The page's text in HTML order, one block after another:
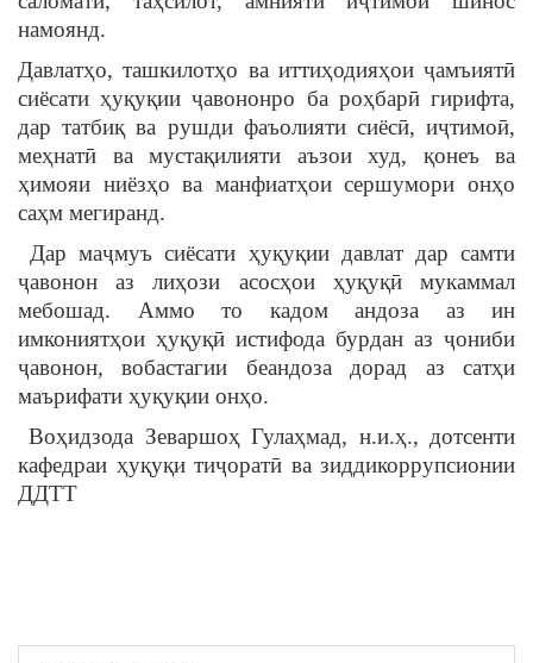
намоянд.
Давлатҳо, ташкилотҳо ва иттиҳодияҳои ҷамъиятӣ
сиёсати ҳуқуқии ҷавононро ба роҳбарӣ гирифта,
дар татбиқ ва рушди фаъолияти сиёсӣ, иҷтимоӣ,
меҳнатӣ ва мустақилияти аъзои худ, қонеъ ва
ҳимояи ниёзҳо ва манфиатҳои сершумори онҳо
саҳм мегиранд.
Дар маҷмуъ сиёсати ҳуқуқии давлат дар самти
ҷавонон аз лиҳози асосҳои ҳуқуқӣ мукаммал
мебошад. Аммо то кадом андоза аз ин
имкониятҳои ҳуқуқӣ истифода бурдан аз ҷониби
ҷавонон, вобастагии беандоза дорад аз сатҳи
маърифати ҳуқуқии онҳо.
Воҳидзода Зеваршоҳ Гулаҳмад, н.и.ҳ., дотсенти
кафедраи ҳуқуқи тиҷоратӣ ва зиддикоррупсионии
ДДТТ